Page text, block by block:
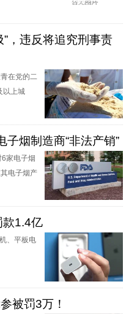
，违反将追究刑事责
在党的二
以上城
烟制造商“非法产销”
家电子烟
电子烟产
款1.4亿
、平板电
被罚3万！